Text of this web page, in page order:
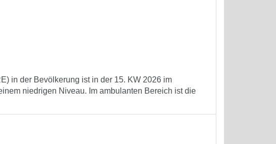
in der Bevölkerung ist in der 15. KW 2026 im
niedrigen Niveau. Im ambulanten Bereich ist die